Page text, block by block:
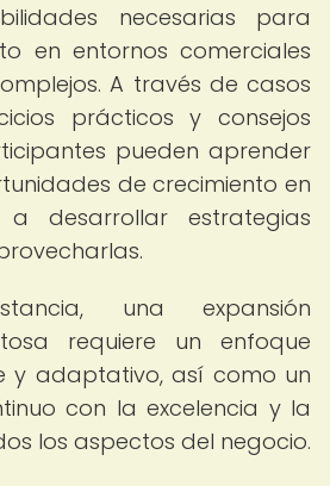
necesarias para
en entornos comerciales
A través de casos
prácticos y consejos
pueden aprender
de crecimiento en
desarrollar estrategias
una expansión
requiere un enfoque
y adaptativo, así como un
con la excelencia y la
los aspectos del negocio.